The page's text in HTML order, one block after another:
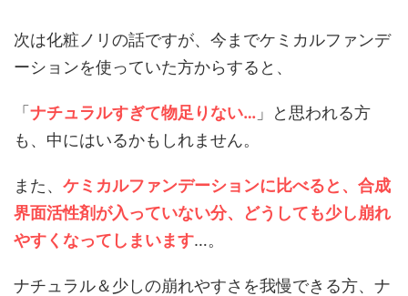
次は化粧ノリの話ですが、今までケミカルファンデ
ーションを使っていた方からすると、
「ナチュラルすぎて物足りない… 」と思われる方
も、中にはいるかもしれません。
また、 ケミカルファンデーションに比べると、合成
界面活性剤が入っていない分、どうしても少し崩れ
やすくなってしまいます…。
ナチュラル＆少しの崩れやすさを我慢できる方、ナ